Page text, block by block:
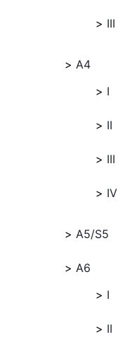
III
A4
I
II
III
IV
A5/S5
A6
I
II